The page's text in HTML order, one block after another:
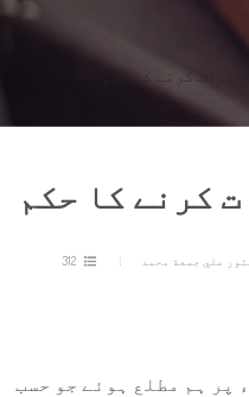
کرنے کا حکم
کرنے کا حکم
علي جمعة محمد
پر ہم مطلع ہوئے جو حسب